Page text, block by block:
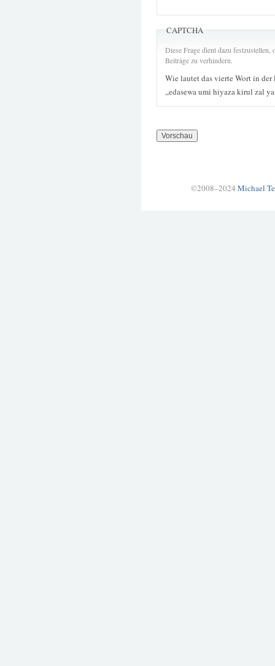
CAPTCHA
Diese Frage dient dazu
Beiträge zu verhindern.
Wie lautet das vierte Wort in der
„edasewa umi hiyaza kirul zal
©2008–2024 Michael